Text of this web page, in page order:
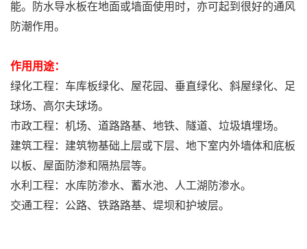
能。防水导水板在地面或墙面使用时，亦可起到很好的通风
防潮作用。
作用用途：
绿化工程：车库板绿化、屋花园、垂直绿化、斜屋绿化、足
球场、高尔夫球场。
市政工程：机场、道路路基、地铁、隧道、垃圾填埋场。
建筑工程：建筑物基础上层或下层、地下室内外墙体和底板
以板、屋面防渗和隔热层等。
水利工程：水库防渗水、蓄水池、人工湖防渗水。
交通工程：公路、铁路路基、堤坝和护坡层。